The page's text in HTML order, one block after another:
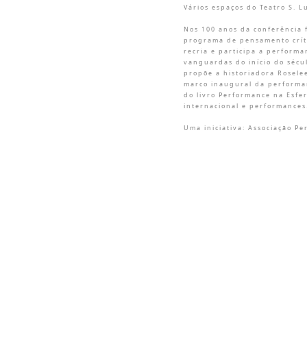
Vários espaços do Teatro S.
Nos 100 anos da
programa de pensamento
recria e participa a
vanguardas do início do
propõe a historiadora
marco inaugural da
do livro Performance na
internacional e
Uma iniciativa: Associação